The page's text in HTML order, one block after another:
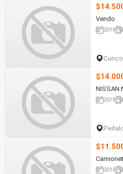
Vendo
2018
Cunco
NISSAN
2018
2018